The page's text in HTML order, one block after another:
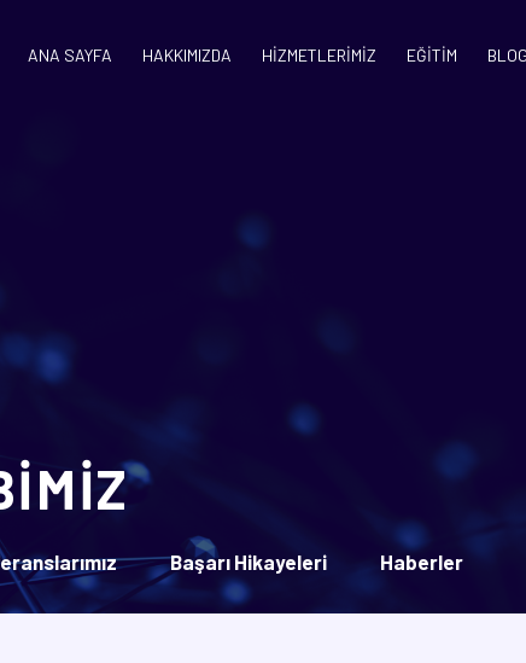
ANA SAYFA HAKKIMIZDA HİZMETLERİMİZ EĞİTİM
Başarı Hikayeleri Haberler